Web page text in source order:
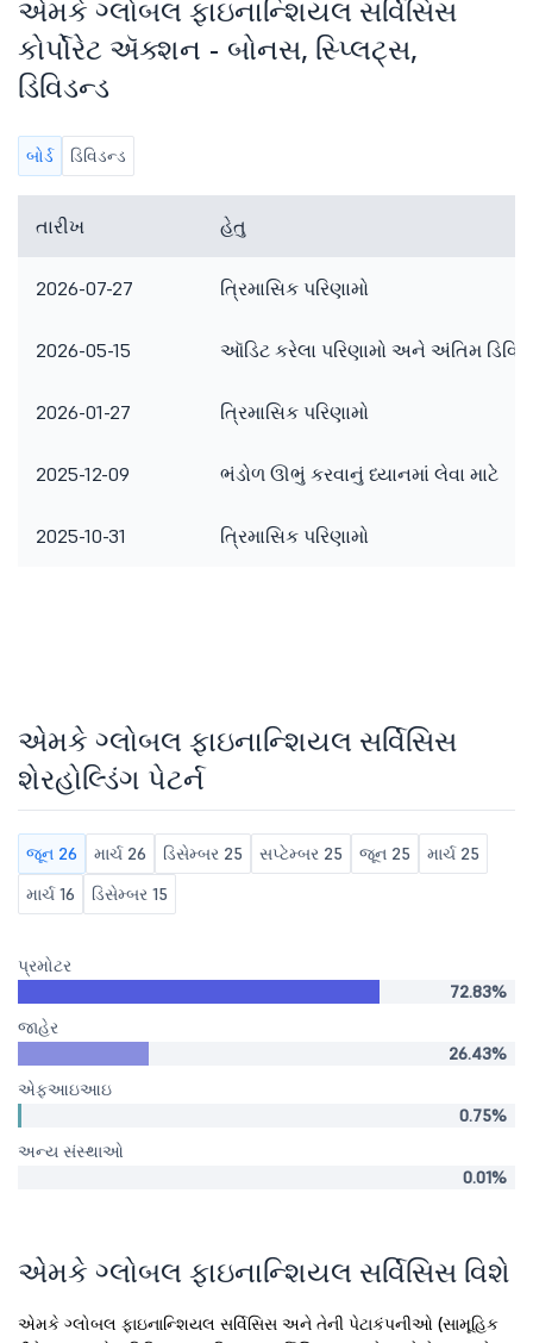
એમકે ગ્લોબલ ફાઇનાન્શિયલ સર્વિસિસ
કોર્પોરેટ ઍક્શન - બોનસ, સ્પ્લિટ્સ,
ડિવિડન્ડ
બોર્ડ ડિવિડન્ડ
તારીખ હેતુ
2026-07-27 ત્રિમાસિક પરિણામો
2026-05-15 ઑડિટ કરેલા પરિણામો અને અંતિમ
2026-01-27 ત્રિમાસિક પરિણામો
2025-12-09 ભંડોળ ઊભું કરવાનું ધ્યાનમાં લેવા માટે
2025-10-31 ત્રિમાસિક પરિણામો
એમકે ગ્લોબલ ફાઇનાન્શિયલ સર્વિસિસ
શેરહોલ્ડિંગ પેટર્ન
જૂન 26 માર્ચ 26 ડિસેમ્બર 25 સપ્ટેમ્બર 25 જૂન 25
માર્ચ 25
માર્ચ 16
ડિસેમ્બર 15
પ્રમોટર
72.83%
જાહેર
26.43%
એફઆઇઆઇ
0.75%
અન્ય સંસ્થાઓ
0.01%
એમકે ગ્લોબલ ફાઇનાન્શિયલ સર્વિસિસ વિશે
એમકે ગ્લોબલ ફાઇનાન્શિયલ સર્વિસિસ અને તેની પેટાકંપનીઓ (સામૂહિક